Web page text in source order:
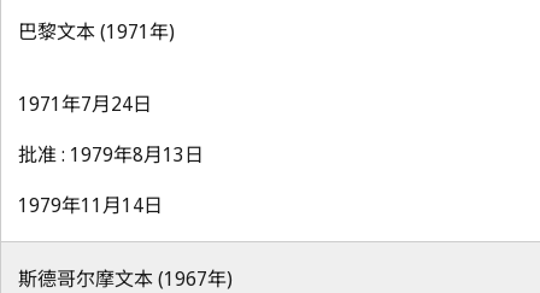
巴黎文本 (1971年)
1971年7月24日
批准 : 1979年8月13日
1979年11月14日
斯德哥尔摩文本 (1967年)